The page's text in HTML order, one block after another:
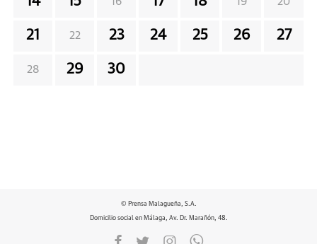
21 22 23 24 25 26 27
28 29 30
© Prensa Malagueña, S.A.
Domicilio social en Málaga, Av. Dr. Marañón, 48.